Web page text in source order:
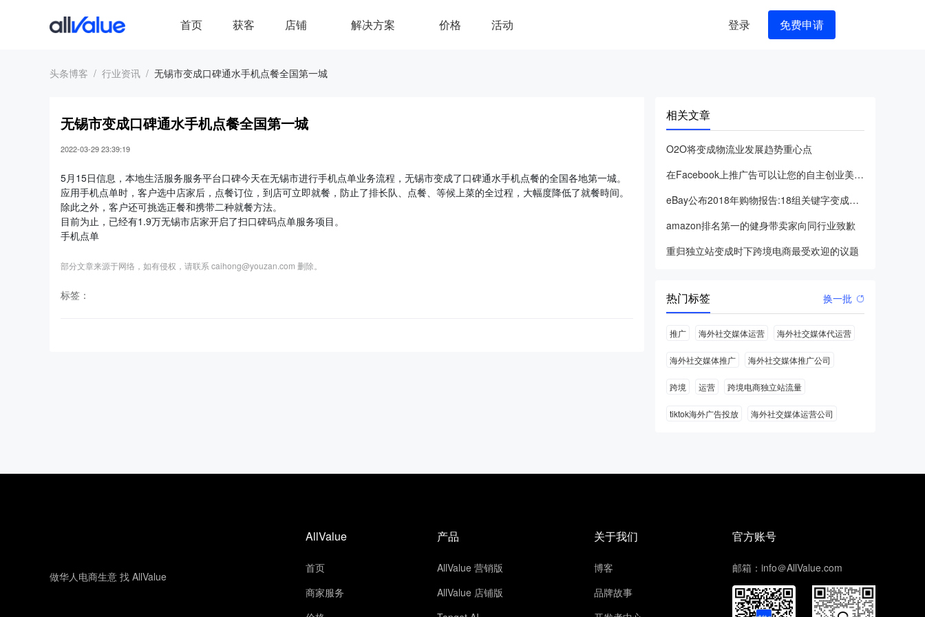
首页 获客 店铺 解决方案 价格 活动 登录 免费申请
头条博客 行业资讯 无锡市变成口碑通水手机点餐全国第一城
无锡市变成口碑通水手机点餐全国第一城
2022-03-29 23:39:19
5月15日信息，本地生活服务服务平台口碑今天在无锡市进行手机点单业务流程，无锡市变成了口碑通水手机点餐的全国各地第一城。
应用手机点单时，客户选中店家后，点餐订位，到店可立即就餐，防止了排长队、点餐、等候上菜的全过程，大幅度降低了就餐時间。
除此之外，客户还可挑选正餐和携带二种就餐方法。
目前为止，已经有1.9万无锡市店家开启了扫口碑码点单服务项目。
手机点单
部分文章来源于网络，如有侵权，请联系 caihong@youzan.com 删除。
标签：
相关文章
O2O将变成物流业发展趋势重心点
在Facebook上推广告可以让您的自主创业美梦成真或变成一
eBay公布2018年购物报告:18组关键字变成国外销售市场
amazon排名第一的健身带卖家向同行业致歉
重归独立站变成时下跨境电商最受欢迎的议题
热门标签 换一批
推广 海外社交媒体运营 海外社交媒体代运营
海外社交媒体推广 海外社交媒体推广公司
跨境 运营 跨境电商独立站流量
tiktok海外广告投放 海外社交媒体运营公司
做华人电商生意 找 AllValue
AllValue
首页
商家服务
产品
AllValue 营销版
AllValue 店铺版
关于我们
博客
品牌故事
官方账号
邮箱：info＠AllValue.com